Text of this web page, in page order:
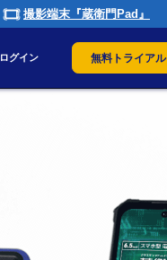
撮影端末『蔵衛門Pad』
ログイン 無料トライアル